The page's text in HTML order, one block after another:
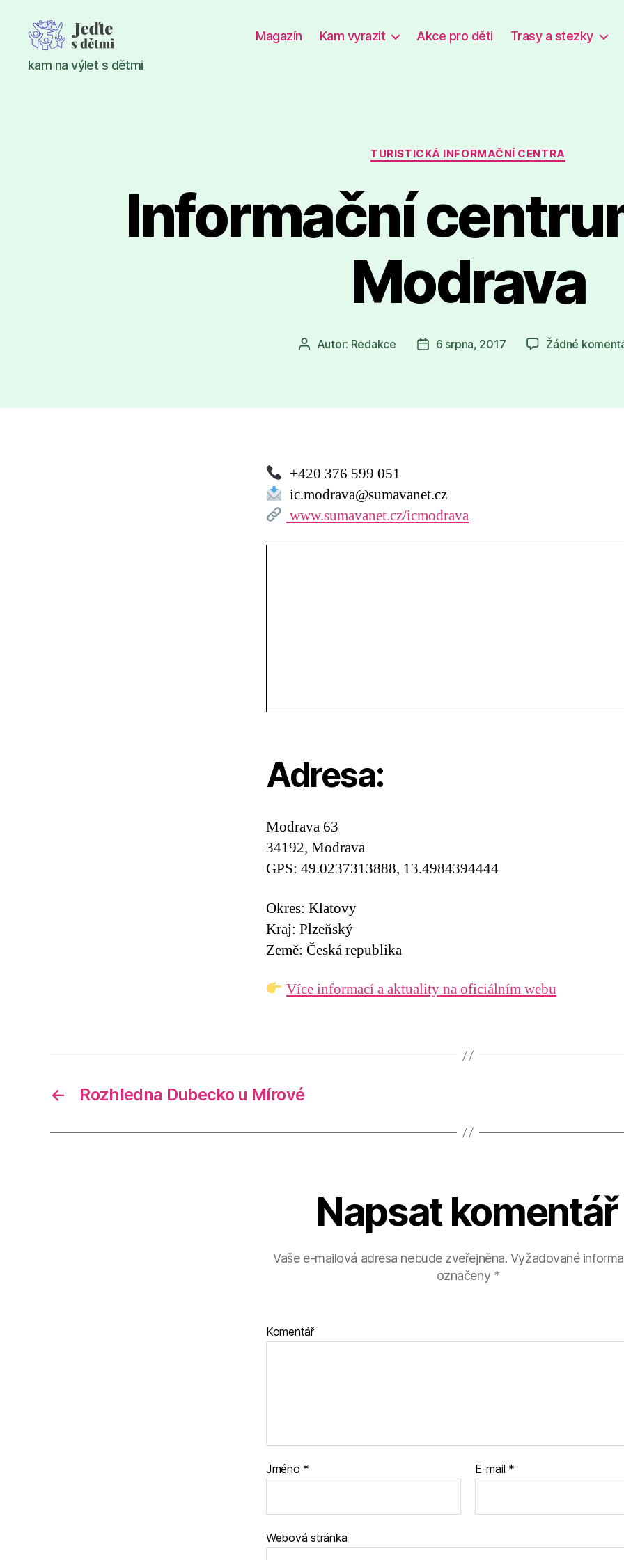
Jeďte
s
kam na výlet s dětmi
Magazín Kam vyrazit Akce pro děti Trasy a stezky
Rubriky
TURISTICKÁ INFORMAČNÍ CENTRA
Informační
Modrava
AutorAutor: Redakce
Datum
6 srpna, 2017 Žádné
+420 376 599 051
ic.modrava@sumavanet.cz
www.sumavanet.cz/icmodrava
Adresa:
Modrava 63
34192, Modrava
GPS: 49.0237313888, 13.4984394444
Okres: Klatovy
Kraj: Plzeňský
Země: Česká republika
Více informací a aktuality na oficiálním webu
← Rozhledna Dubecko u Mírové
Napsat komentář
Vaše e-mailová adresa nebude zveřejněna. Vyžadované
označeny *
Komentář
Jméno * E-mail *
Webová stránka